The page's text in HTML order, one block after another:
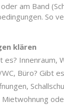
am Band
So
klären
es? Innenraum,
Büro? Gibt
Mietwohnung